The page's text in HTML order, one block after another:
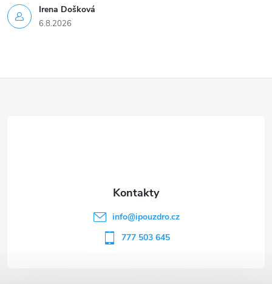
Irena Došková
6.8.2026
info@ipouzdro.cz
777 503 645